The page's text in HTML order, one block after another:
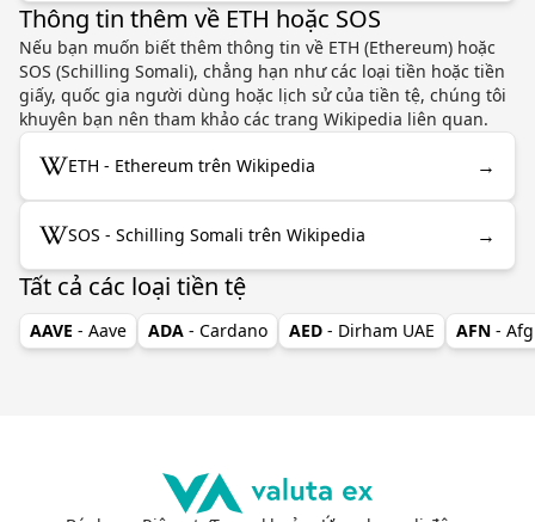
Thông tin thêm về ETH hoặc SOS
Nếu bạn muốn biết thêm thông tin về ETH (Ethereum) hoặc
SOS (Schilling Somali), chẳng hạn như các loại tiền hoặc tiền
giấy, quốc gia người dùng hoặc lịch sử của tiền tệ, chúng tôi
khuyên bạn nên tham khảo các trang Wikipedia liên quan.
ETH - Ethereum trên Wikipedia →
SOS - Schilling Somali trên Wikipedia →
Tất cả các loại tiền tệ
AAVE - Aave ADA - Cardano AED - Dirham UAE AFN -